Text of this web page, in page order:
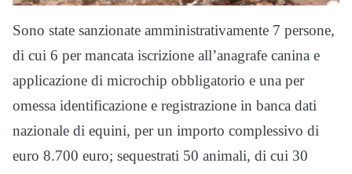
Sono state sanzionate amministrativamente 7 persone,
di cui 6 per mancata iscrizione all’anagrafe canina e
applicazione di microchip obbligatorio e una per
omessa identificazione e registrazione in banca dati
nazionale di equini, per un importo complessivo di
euro 8.700 euro; sequestrati 50 animali, di cui 30